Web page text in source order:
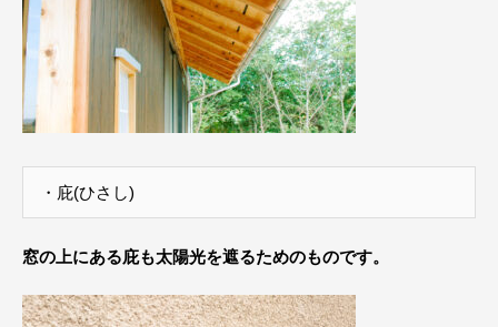
・庇(ひさし)
窓の上にある庇も太陽光を遮るためのものです。